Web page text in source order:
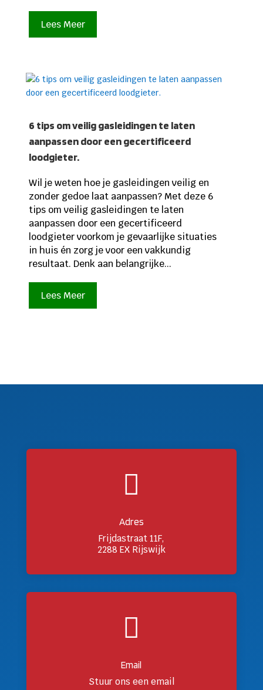
Lees Meer
6 tips om veilig gasleidingen te laten
aanpassen door een gecertificeerd
loodgieter.
Wil je weten hoe je gasleidingen veilig en
zonder gedoe laat aanpassen? Met deze 6
tips om veilig gasleidingen te laten
aanpassen door een gecertificeerd
loodgieter voorkom je gevaarlijke situaties
in huis én zorg je voor een vakkundig
resultaat. Denk aan belangrijke...
Lees Meer

Adres
Frijdastraat 11F,
2288 EX Rijswijk

Email
Stuur ons een email